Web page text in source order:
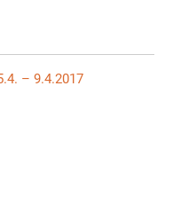
– 9.4.2017